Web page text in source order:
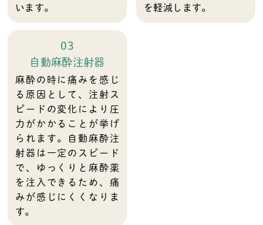
います。
を軽減します。
03
自動麻酔注射器
麻酔の時に痛みを感じ
る原因として、注射ス
ピードの変化により圧
力がかかることが挙げ
られます。自動麻酔注
射器は一定のスピード
で、ゆっくりと麻酔薬
を注入できるため、痛
みが感じにくくなりま
す。